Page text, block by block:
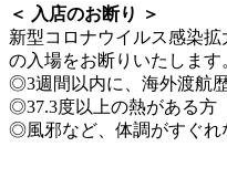
＜ 入店のお断り ＞
新型コロナウイルス感染
の入場をお断りいたします
◎3週間以内に、海外渡航
◎37.3度以上の熱がある方
◎風邪など、体調がすぐれ